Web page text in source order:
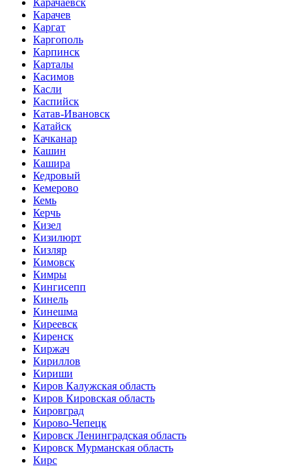
Карачаевск
Карачев
Каргат
Каргополь
Карпинск
Карталы
Касимов
Касли
Каспийск
Катав-Ивановск
Катайск
Качканар
Кашин
Кашира
Кедровый
Кемерово
Кемь
Керчь
Кизел
Кизилюрт
Кизляр
Кимовск
Кимры
Кингисепп
Кинель
Кинешма
Киреевск
Киренск
Киржач
Кириллов
Кириши
Киров Калужская область
Киров Кировская область
Кировград
Кирово-Чепецк
Кировск Ленинградская область
Кировск Мурманская область
Кирс